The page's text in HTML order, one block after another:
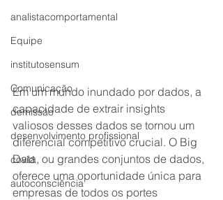
analistacomportamental
Equipe
institutosensum
Comunicação
demissão
desenvolvimento profissional
covid
autoconsciência
Em um mundo inundado por dados, a
capacidade de extrair insights
valiosos desses dados se tornou um
diferencial competitivo crucial. O Big
Data, ou grandes conjuntos de dados,
oferece uma oportunidade única para
empresas de todos os portes